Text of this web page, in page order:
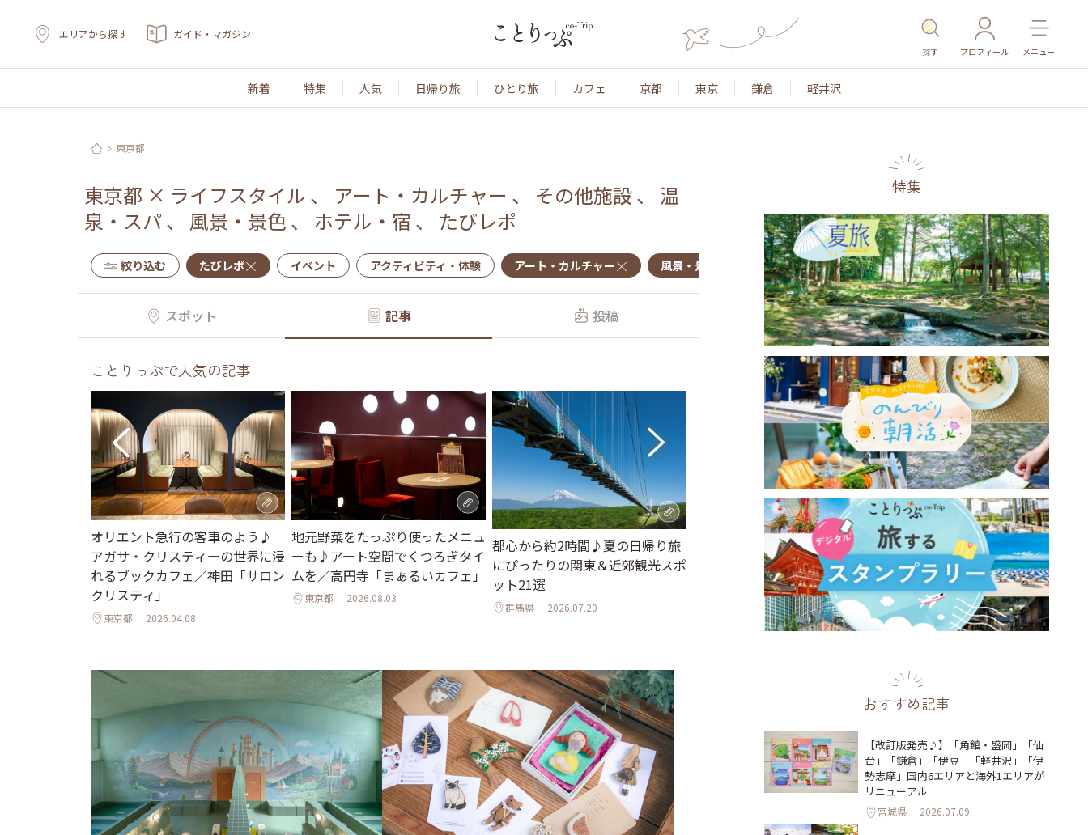
エリアから探す ガイド・マガジン
探す プロフィール メニュー
新着 特集 人気 日帰り旅 ひとり旅 カフェ 京都 東京 鎌倉 軽井沢
東京都
東京都 × ライフスタイル 、 アート・カルチャー 、 その他施設、 温
泉・スパ 、 風景・景色 、 ホテル・宿 、 たびレポ
絞り込む たびレポ イベント アクティビティ・体験 アート・カルチャー 風景・景色 名所・旧跡 温泉・スパ その他施設
スポット 記事 投稿
ことりっぷで人気の記事
オリエント急行の客車のよう♪
アガサ・クリスティーの世界に浸
れるブックカフェ／神田「サロン
クリスティ」
東京都 2026.04.08
地元野菜をたっぷり使ったメニュ
ーも♪アート空間でくつろぎタイ
ムを／高円寺「まぁるいカフェ」
東京都 2026.08.03
都心から約2時間♪夏の日帰り旅
にぴったりの関東＆近郊観光スポ
ット21選
群馬県 2026.07.20
休日のひとり散歩にも♪ 代々木
エリアで巡る絶品ドーナツ＆ライ
フスタイルショップ
2026.08.02
特集
おすすめ記事
【改訂版発売♪】「角館・盛岡」「仙
台」「鎌倉」「伊豆」「軽井沢」「伊
勢志摩」国内6エリアと海外1エリアが
リニューアル
宮城県 2026.07.09